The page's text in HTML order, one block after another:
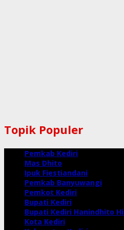
Topik Populer
Pemkab Kediri
Mas Dhito
Ipuk Fiestiandani
Pemkab Banyuwangi
Pemkot Kediri
Bupati Kediri
Bupati Kediri Hanindhito
Kota Kediri